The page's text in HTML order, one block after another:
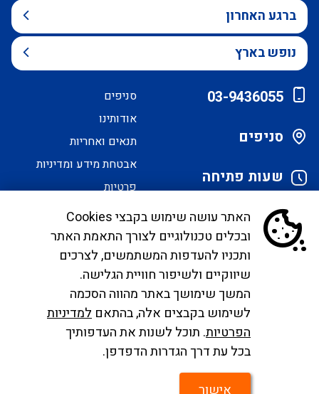
ברגע האחרון
נופש בארץ
03-9436055
סניפים
שעות פתיחה
סניפים
אודותינו
תנאים ואחריות
אבטחת מידע ומדיניות
פרטיות
הסדרי נגישות
לקוחות יקרים, בימים אלו אנו נערכים ליישם את
הנחיית הממונה בדבר פרסום אישור טיסות שכר ע"י
רשות התעופה. עד להטמעה מלאה של היישום ניתן
לפנות לבירורים לכתובת המייל
infocc@ayalagroup.co.il. לצפייה בזכויות הנוסע
לפי חוק שרותי תעופהלחצו כאן, למידע לנוסע
האתר עושה שימוש בקבצי Cookies
ובכלים טכנולוגיים לצורך התאמת האתר
ותכניו להעדפות המשתמשים, לצרכים
שיווקיים ולשיפור חוויית הגלישה.
המשך שימושך באתר מהווה הסכמה
לשימוש בקבצים אלה, בהתאם למדיניות
הפרטיות. תוכל לשנות את העדפותיך
בכל עת דרך הגדרות הדפדפן.
אישור